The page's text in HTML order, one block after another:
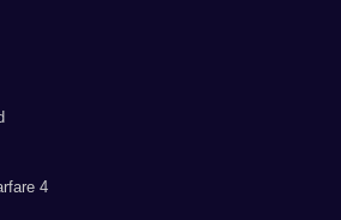
4